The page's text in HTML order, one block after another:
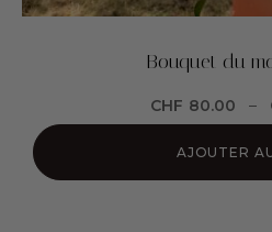
Bouquet du
CHF 80.00 –
AJOUTER